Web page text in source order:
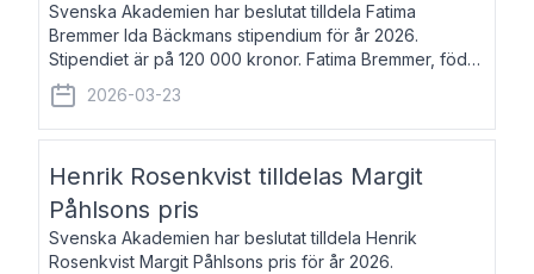
Svenska Akademien har beslutat tilldela Fatima
Bremmer Ida Bäckmans stipendium för år 2026.
Stipendiet är på 120 000 kronor. Fatima Bremmer, född
1977, är journalist och författare. Hon utkom i fjol med
boken Ligan. Klarakvarterens blodsyst
2026-03-23
Henrik Rosenkvist tilldelas Margit
Påhlsons pris
Svenska Akademien har beslutat tilldela Henrik
Rosenkvist Margit Påhlsons pris för år 2026.